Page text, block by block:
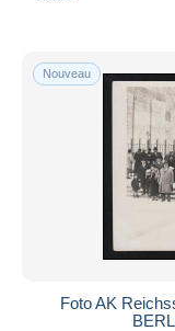
Nouveau
Foto AK